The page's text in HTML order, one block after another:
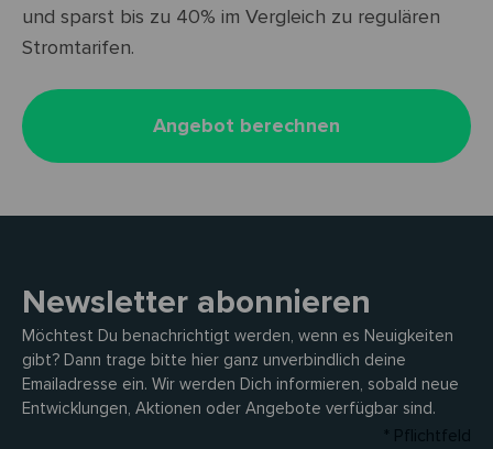
und sparst bis zu 40% im Vergleich zu regulären
Stromtarifen.
Angebot berechnen
Newsletter abonnieren
Möchtest Du benachrichtigt werden, wenn es Neuigkeiten
gibt? Dann trage bitte hier ganz unverbindlich deine
Emailadresse ein. Wir werden Dich informieren, sobald neue
Entwicklungen, Aktionen oder Angebote verfügbar sind.
* Pflichtfeld